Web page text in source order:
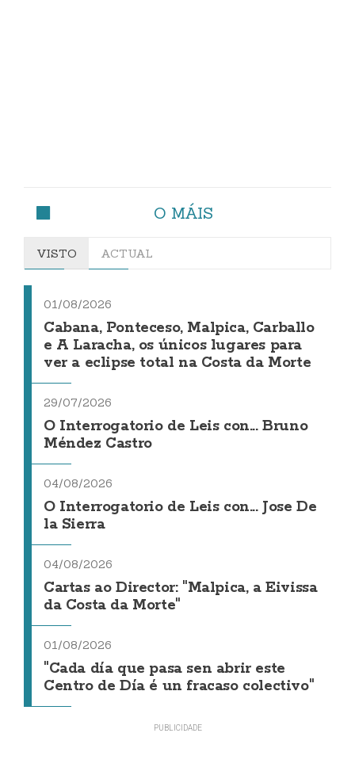
O MÁIS
VISTO ACTUAL
01/08/2026
Cabana, Ponteceso, Malpica, Carballo
e A Laracha, os únicos lugares para
ver a eclipse total na Costa da Morte
29/07/2026
O Interrogatorio de Leis con... Bruno
Méndez Castro
04/08/2026
O Interrogatorio de Leis con... Jose De
la Sierra
04/08/2026
Cartas ao Director: "Malpica, a Eivissa
da Costa da Morte"
01/08/2026
"Cada día que pasa sen abrir este
Centro de Día é un fracaso colectivo"